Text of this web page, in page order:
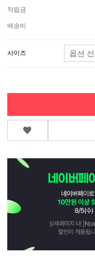
적립금
배송비
사이즈